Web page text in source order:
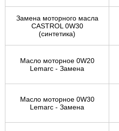
Замена моторного масла
CASTROL 0W30
(синтетика)
Масло моторное 0W20
Lemarc - Замена
Масло моторное 0W30
Lemarc - Замена